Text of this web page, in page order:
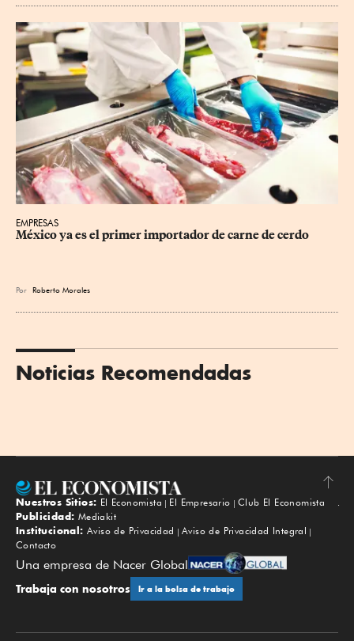
EMPRESAS
México ya es el primer importador de carne de cerdo
Por Roberto Morales
Noticias Recomendadas
Subir
Nuestros Sitios: El Economista El Empresario
Club El Economista
Publicidad: Mediakit
Institucional: Aviso de Privacidad
Aviso de Privacidad Integral
Contacto
Una empresa de Nacer Global
Trabaja con nosotros Ir a la bolsa de trabajo